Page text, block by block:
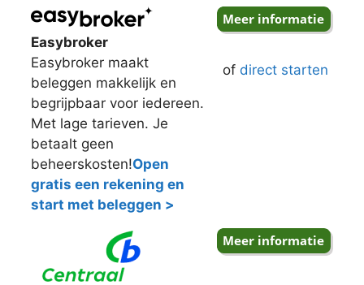
Easybroker
Easybroker maakt
beleggen makkelijk en
begrijpbaar voor iedereen.
Met lage tarieven. Je
betaalt geen
beheerskosten!Open
gratis een rekening en
start met beleggen >
of direct starten